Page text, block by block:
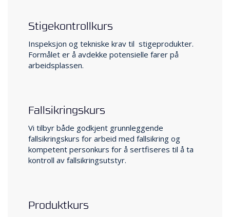
Stigekontrollkurs
Inspeksjon og tekniske krav til ­ stigeprodukter.
Formålet er å avdekke potensielle farer på
arbeidsplassen.
Fallsikringskurs
Vi tilbyr både godkjent grunn­leggende
fallsikringskurs for arbeid med fallsikring og
kompetent personkurs for å sertfiseres til å ta
kontroll av fallsikringsutstyr.
Produktkurs